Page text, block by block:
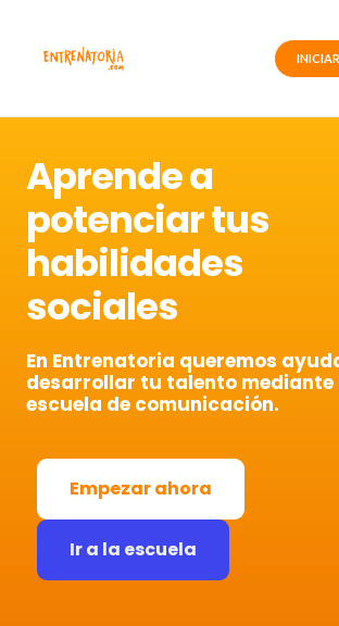
contenido
Aprende a
potenciar tus
habilidades
sociales
En Entrenatoria queremos
desarrollar tu talento
escuela de comunicación.
Empezar ahora
Ir a la escuela